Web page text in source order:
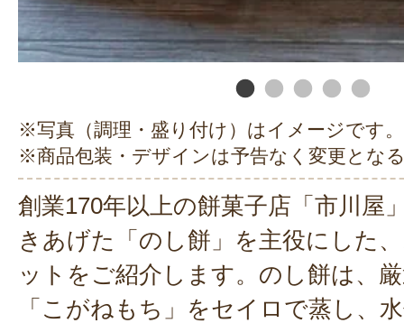
※写真（調理・盛り付け）はイメージです。
※商品包装・デザインは予告なく変更とな
創業170年以上の餅菓子店「市川屋
きあげた「のし餅」を主役にした
ットをご紹介します。のし餅は、
「こがねもち」をセイロで蒸し、